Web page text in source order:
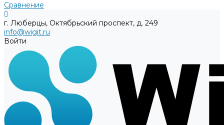
Сравнение
г. Люберцы, Октябрьский проспект, д. 249
info@wigit.ru
Войти